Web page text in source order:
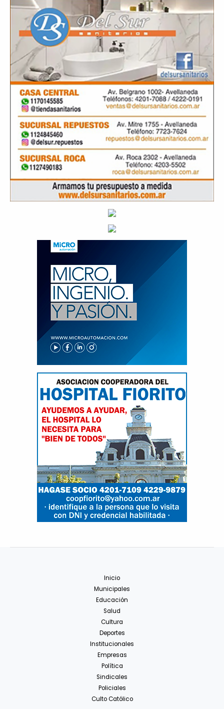
Inicio
Municipales
Educación
Salud
Cultura
Deportes
Institucionales
Empresas
Política
Sindicales
Policiales
Culto Católico